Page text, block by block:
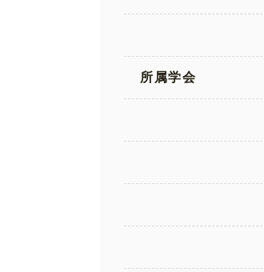
所属学会